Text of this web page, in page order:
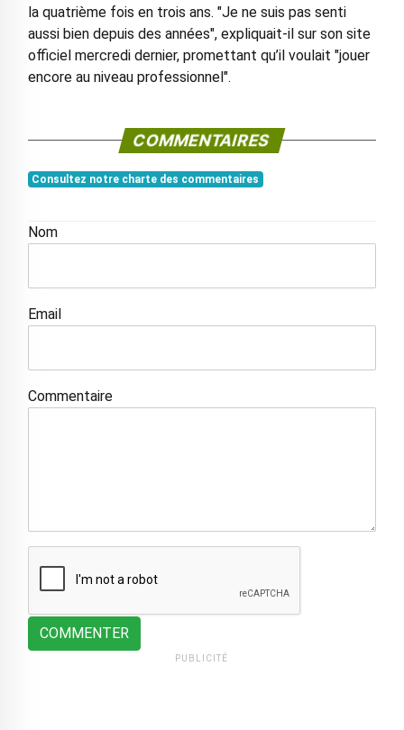
la quatrième fois en trois ans. "Je ne suis pas senti
aussi bien depuis des années", expliquait-il sur son site
officiel mercredi dernier, promettant qu’il voulait "jouer
encore au niveau professionnel".
COMMENTAIRES
Consultez notre charte des commentaires
Nom
Email
Commentaire
COMMENTER
PUBLICITÉ